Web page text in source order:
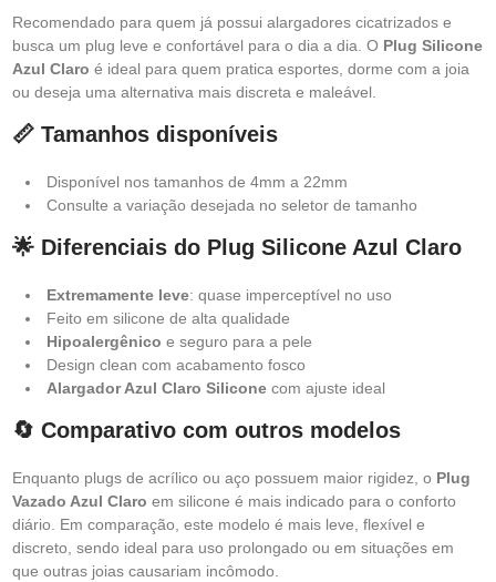
Recomendado para quem já possui alargadores cicatrizados e
busca um plug leve e confortável para o dia a dia. O Plug Silicone
Azul Claro é ideal para quem pratica esportes, dorme com a joia
ou deseja uma alternativa mais discreta e maleável.
📏 Tamanhos disponíveis
Disponível nos tamanhos de 4mm a 22mm
Consulte a variação desejada no seletor de tamanho
🌟 Diferenciais do Plug Silicone Azul Claro
Extremamente leve: quase imperceptível no uso
Feito em silicone de alta qualidade
Hipoalergênico e seguro para a pele
Design clean com acabamento fosco
Alargador Azul Claro Silicone com ajuste ideal
🔄 Comparativo com outros modelos
Enquanto plugs de acrílico ou aço possuem maior rigidez, o Plug
Vazado Azul Claro em silicone é mais indicado para o conforto
diário. Em comparação, este modelo é mais leve, flexível e
discreto, sendo ideal para uso prolongado ou em situações em
que outras joias causariam incômodo.